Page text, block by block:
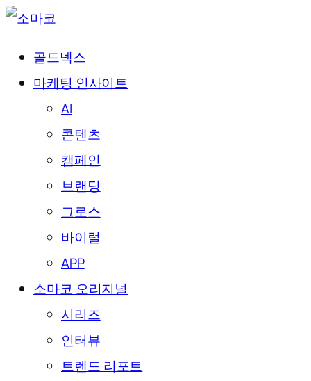
골드넥스
마케팅 인사이트
AI
콘텐츠
캠페인
브랜딩
그로스
바이럴
APP
소마코 오리지널
시리즈
인터뷰
트렌드 리포트